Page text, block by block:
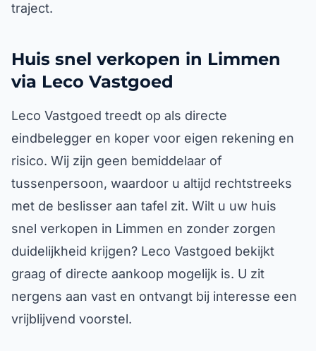
traject.
Huis snel verkopen in Limmen
via Leco Vastgoed
Leco Vastgoed treedt op als directe
eindbelegger en koper voor eigen rekening en
risico. Wij zijn geen bemiddelaar of
tussenpersoon, waardoor u altijd rechtstreeks
met de beslisser aan tafel zit. Wilt u uw huis
snel verkopen in Limmen en zonder zorgen
duidelijkheid krijgen? Leco Vastgoed bekijkt
graag of directe aankoop mogelijk is. U zit
nergens aan vast en ontvangt bij interesse een
vrijblijvend voorstel.